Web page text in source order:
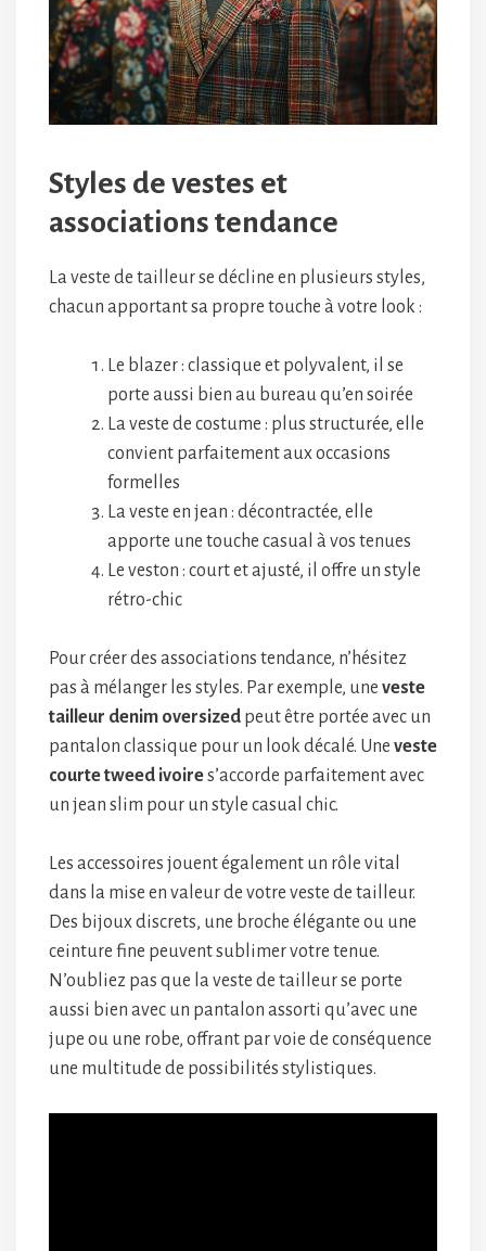
Styles de vestes et
associations tendance
La veste de tailleur se décline en plusieurs styles,
chacun apportant sa propre touche à votre look :
Le blazer : classique et polyvalent, il se
porte aussi bien au bureau qu’en soirée
La veste de costume : plus structurée, elle
convient parfaitement aux occasions
formelles
La veste en jean : décontractée, elle
apporte une touche casual à vos tenues
Le veston : court et ajusté, il offre un style
rétro-chic
Pour créer des associations tendance, n’hésitez
pas à mélanger les styles. Par exemple, une veste
tailleur denim oversized peut être portée avec un
pantalon classique pour un look décalé. Une veste
courte tweed ivoires’accorde parfaitement avec
un jean slim pour un style casual chic.
Les accessoires jouent également un rôle vital
dans la mise en valeur de votre veste de tailleur.
Des bijoux discrets, une broche élégante ou une
ceinture fine peuvent sublimer votre tenue.
N’oubliez pas que la veste de tailleur se porte
aussi bien avec un pantalon assorti qu’avec une
jupe ou une robe, offrant par voie de conséquence
une multitude de possibilités stylistiques.